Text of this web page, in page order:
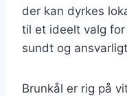
der kan dyrkes
til et ideelt valg
sundt og
Brunkål er rig på